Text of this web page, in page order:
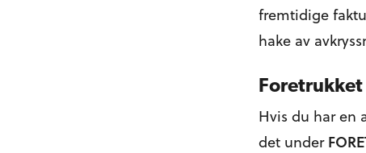
fremtidige
hake av
Hvis du har en
det under